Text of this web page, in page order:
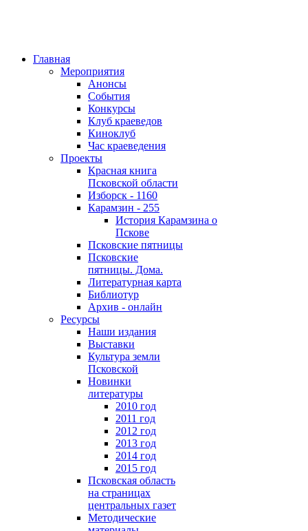
Главная
Мероприятия
Анонсы
События
Конкурсы
Клуб краеведов
Киноклуб
Час краеведения
Проекты
Красная книга
Псковской области
Изборск - 1160
Карамзин - 255
История Карамзина о
Пскове
Псковские пятницы
Псковские
пятницы. Дома.
Литературная карта
Библиотур
Архив - онлайн
Ресурсы
Наши издания
Выставки
Культура земли
Псковской
Новинки
литературы
2010 год
2011 год
2012 год
2013 год
2014 год
2015 год
Псковская область
на страницах
центральных газет
Методические